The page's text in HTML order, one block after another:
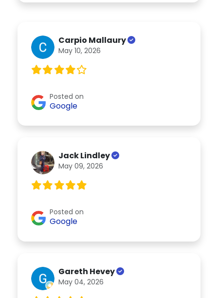
Carpio Mallaury
May 10, 2026
Posted on
Google
Jack Lindley
May 09, 2026
Posted on
Google
Gareth Hevey
May 04, 2026